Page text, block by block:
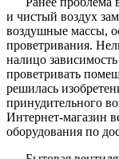
и чистый воздух
воздушные массы,
проветривания.
налицо
проветривать
решилась
принудительного
Интернет-магазин
оборудования по